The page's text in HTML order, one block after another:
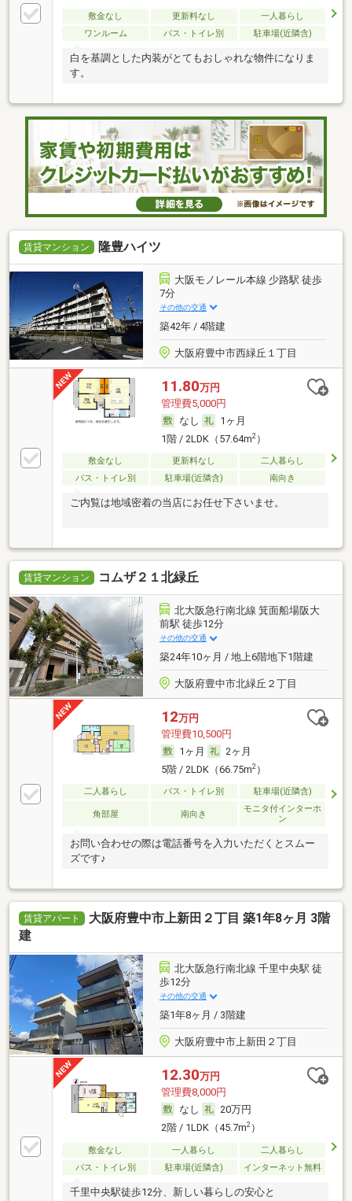
敷金なし 更新料なし
一人暮らし
ワンルーム
バス・トイレ別 駐車場(近隣含)
白を基調とした内装がとてもおしゃれな物件になりま
す。
賃貸マンション 隆豊ハイツ
大阪モノレール本線 少路駅 徒歩
7分
その他の交通
築42年 / 4階建
大阪府豊中市西緑丘１丁目
11.80万円
管理費5,000円
なし
1ヶ月
1階 / 2LDK（57.64m2）
敷金なし 更新料なし
二人暮らし
バス・トイレ別
駐車場(近隣含) 南向き
ご内覧は地域密着の当店にお任せ下さいませ。
賃貸マンション コムザ２１北緑丘
北大阪急行南北線 箕面船場阪大
前駅 徒歩12分
その他の交通
築24年10ヶ月 / 地上6階地下1階建
大阪府豊中市北緑丘２丁目
12万円
管理費10,500円
1ヶ月
2ヶ月
5階 / 2LDK（66.75m2）
二人暮らし バス・トイレ別 駐車場(近隣含)
角部屋 南向き
モニタ付インターホ
ン
お問い合わせの際は電話番号を入力いただくとスムー
ズです♪
賃貸アパート
大阪府豊中市上新田２丁目 築1年8ヶ月 3階
建
北大阪急行南北線 千里中央駅 徒
歩12分
その他の交通
築1年8ヶ月 / 3階建
大阪府豊中市上新田２丁目
12.30万円
管理費8,000円
なし
20万円
2階 / 1LDK（45.7m2）
敷金なし 一人暮らし
二人暮らし
バス・トイレ別
駐車場(近隣含) インターネット無料
千里中央駅徒歩12分、新しい暮らしの安心と